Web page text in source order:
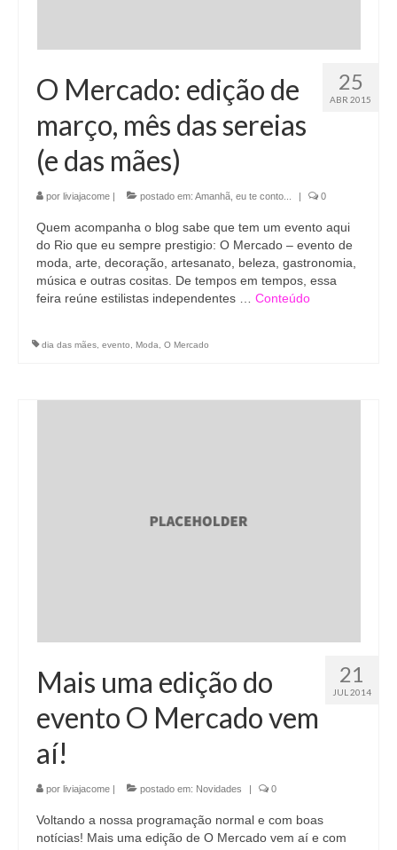
25
ABR 2015
O Mercado: edição de
março, mês das sereias
(e das mães)
por liviajacome | postado em: Amanhã, eu te conto... | 0
Quem acompanha o blog sabe que tem um evento aqui
do Rio que eu sempre prestigio: O Mercado – evento de
moda, arte, decoração, artesanato, beleza, gastronomia,
música e outras cositas. De tempos em tempos, essa
feira reúne estilistas independentes … Conteúdo
dia das mães evento Moda O Mercado
21
JUL 2014
Mais uma edição do
evento O Mercado vem
aí!
por liviajacome postado em: Novidades 0
Voltando a nossa programação normal e com boas
notícias! Mais uma edição de O Mercado vem aí e com